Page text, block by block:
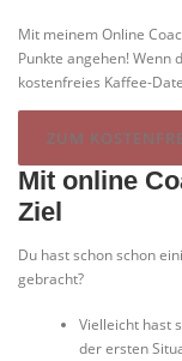
Mit meinem Online
Punkte angehen! Wenn
kostenfreies Kaffee-
ZUM
Mit online
Ziel
Du hast schon schon
gebracht?
Vielleicht hast
der ersten